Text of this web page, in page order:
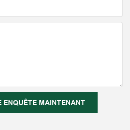
ENQUÊTE MAINTENANT